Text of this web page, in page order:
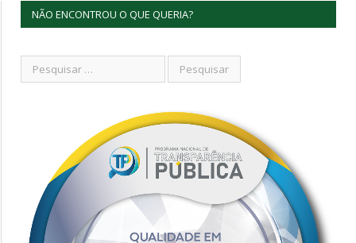
NÃO ENCONTROU O QUE QUERIA?